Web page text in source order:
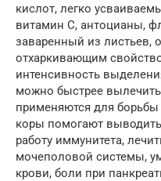
кислот, легко
витамин C, антоцианы,
заваренный из листьев,
отхаркивающим
интенсивность
можно быстрее
применяются для
коры помогают
работу иммунитета,
мочеполовой системы,
крови, боли при